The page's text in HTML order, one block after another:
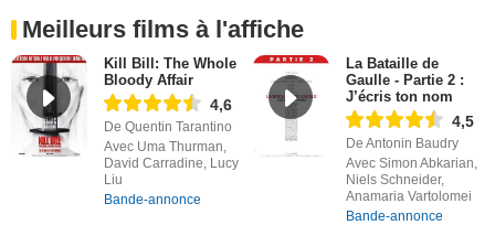
Meilleurs films à l'affiche
Kill Bill: The Whole
Bloody Affair
4,6
De Quentin Tarantino
Avec Uma Thurman,
David Carradine, Lucy
Liu
Bande-annonce
La Bataille de
Gaulle - Partie 2 :
J’écris ton nom
4,5
De Antonin Baudry
Avec Simon Abkarian,
Niels Schneider,
Anamaria Vartolomei
Bande-annonce